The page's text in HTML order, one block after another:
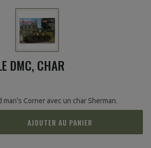
DMC, CHAR
Corner avec un char Sherman.
AJOUTER AU PANIER